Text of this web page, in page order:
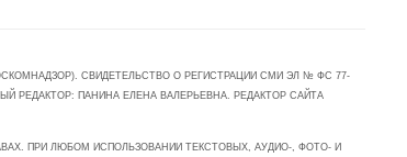
СВИДЕТЕЛЬСТВО О РЕГИСТРАЦИИ СМИ ЭЛ № ФС 77-
РЕДАКТОР: ПАНИНА ЕЛЕНА ВАЛЕРЬЕВНА. РЕДАКТОР САЙТА
ПРИ ЛЮБОМ ИСПОЛЬЗОВАНИИ ТЕКСТОВЫХ, АУДИО-, ФОТО- И